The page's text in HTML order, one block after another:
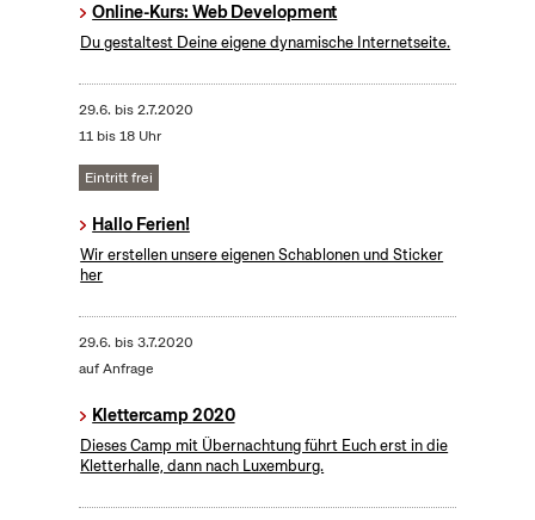
Online-Kurs: Web Development
Du gestaltest Deine eigene dynamische Internetseite.
29.6. bis2.7.2020
11 bis 18 Uhr
Eintritt frei
Hallo Ferien!
Wir erstellen unsere eigenen Schablonen und Sticker
her
29.6. bis3.7.2020
auf Anfrage
Klettercamp 2020
Dieses Camp mit Übernachtung führt Euch erst in die
Kletterhalle, dann nach Luxemburg.